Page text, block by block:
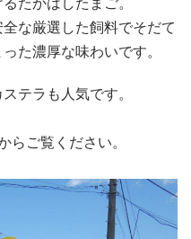
な厳選した飼料でそだて
た濃厚な味わいです。
テラも人気です。
らご覧ください。